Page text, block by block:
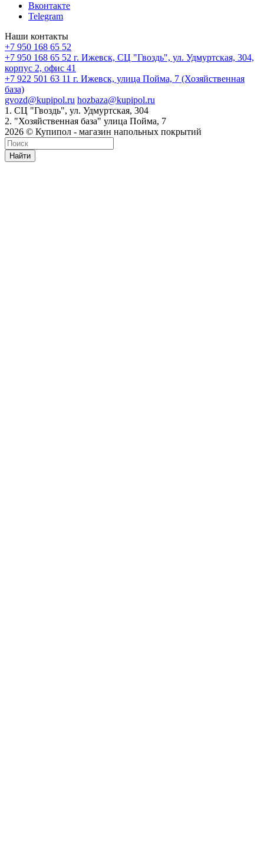
Вконтакте
Telegram
Наши контакты
+7 950 168 65 52
+7 950 168 65 52 г. Ижевск, СЦ "Гвоздь", ул. Удмуртская, 304,
корпус 2, офис 41
+7 922 501 63 11 г. Ижевск, улица Пойма, 7 (Хозяйственная
база)
gvozd@kupipol.ru hozbaza@kupipol.ru
1. СЦ "Гвоздь", ул. Удмуртская, 304
2. "Хозяйственная база" улица Пойма, 7
2026 © Купипол - магазин напольных покрытий
Найти